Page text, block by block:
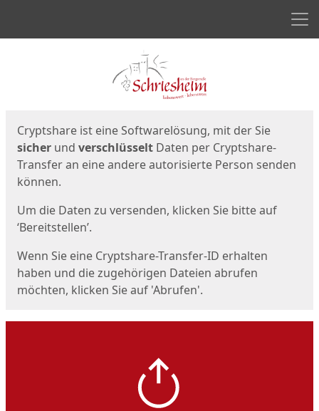
Cryptshare ist eine Softwarelösung, mit der Sie
sicher und verschlüsselt Daten per Cryptshare-
Transfer an eine andere autorisierte Person senden
können.
Um die Daten zu versenden, klicken Sie bitte auf
‘Bereitstellen’.
Wenn Sie eine Cryptshare-Transfer-ID erhalten
haben und die zugehörigen Dateien abrufen
möchten, klicken Sie auf 'Abrufen'.